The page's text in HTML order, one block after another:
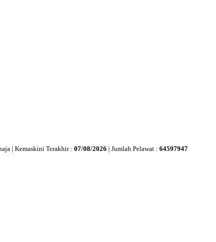
| Kemaskini Terakhir : 07/08/2026 | Jumlah Pelawat : 64597947